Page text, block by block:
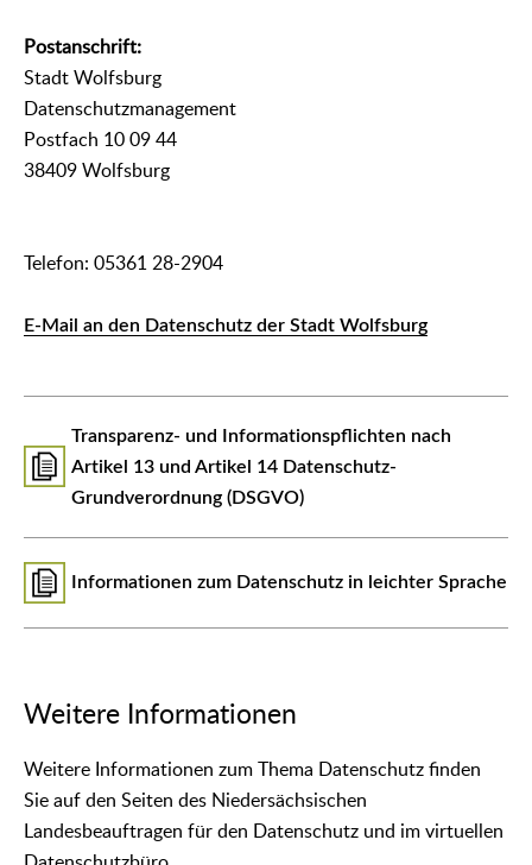
Postanschrift:
Stadt Wolfsburg
Datenschutzmanagement
Postfach 10 09 44
38409 Wolfsburg
Telefon: 05361 28-2904
E-Mail an den Datenschutz der Stadt Wolfsburg
Transparenz- und Informationspflichten nach
Artikel 13 und Artikel 14 Datenschutz-
Grundverordnung (DSGVO)
Informationen zum Datenschutz in leichter Sprache
Weitere Informationen
Weitere Informationen zum Thema Datenschutz finden
Sie auf den Seiten des Niedersächsischen
Landesbeauftragen für den Datenschutz und im virtuellen